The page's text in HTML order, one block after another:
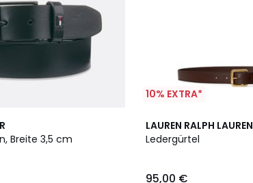
Breite 3,5 cm
10% EXTRA*
LAUREN RALPH LAUREN
Ledergürtel
95,00 €
5
/